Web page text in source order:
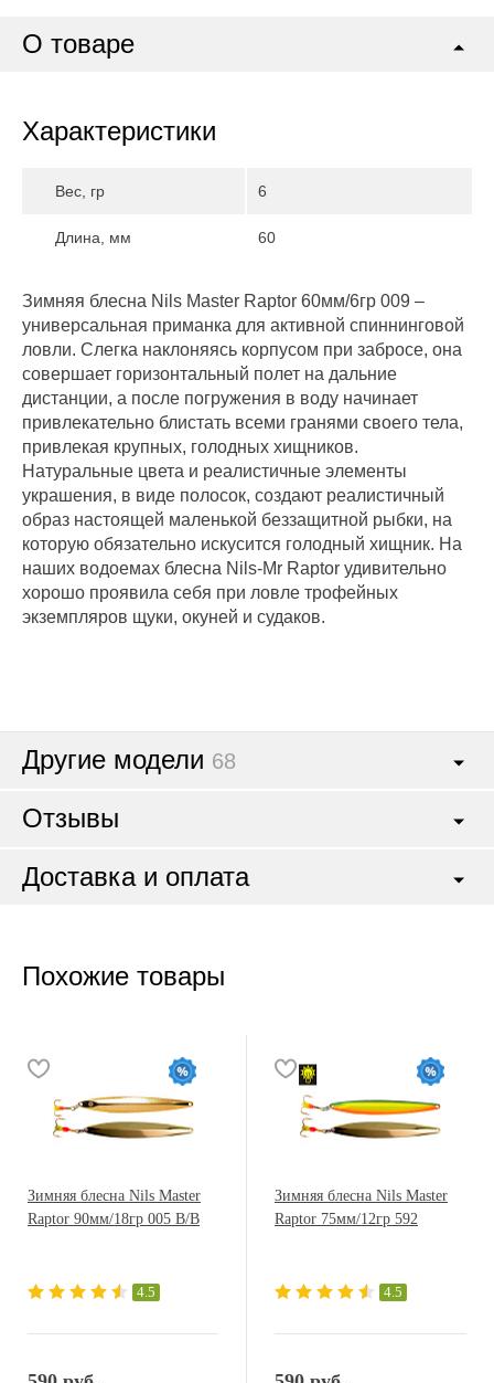
О товаре
Характеристики
Вес, гр 6
Длина, мм 60
Зимняя блесна Nils Master Raptor 60мм/6гр 009 –
универсальная приманка для активной спиннинговой
ловли. Слегка наклоняясь корпусом при забросе, она
совершает горизонтальный полет на дальние
дистанции, а после погружения в воду начинает
привлекательно блистать всеми гранями своего тела,
привлекая крупных, голодных хищников.
Натуральные цвета и реалистичные элементы
украшения, в виде полосок, создают реалистичный
образ настоящей маленькой беззащитной рыбки, на
которую обязательно искусится голодный хищник. На
наших водоемах блесна Nils-Mr Raptor удивительно
хорошо проявила себя при ловле трофейных
экземпляров щуки, окуней и судаков.
Другие модели 68
Отзывы
Доставка и оплата
Похожие товары
Зимняя блесна Nils Master
Raptor 90мм/18гр 005 B/B
4.5
Зимняя блесна Nils Master
Raptor 75мм/12гр 592
4.5